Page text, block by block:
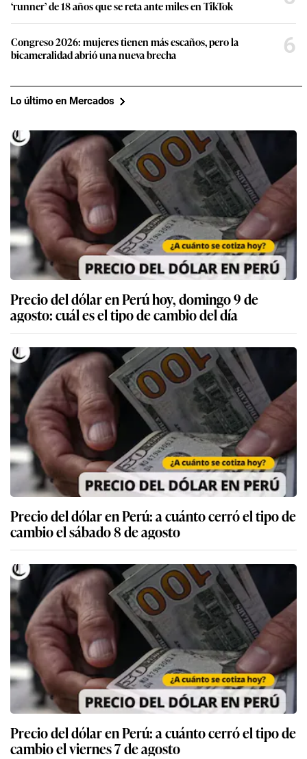
‘runner’ de 18 años que se reta ante miles en TikTok
Congreso 2026: mujeres tienen más escaños, pero la
bicameralidad abrió una nueva brecha
6
Lo último en Mercados
Precio del dólar en Perú hoy, domingo 9 de
agosto: cuál es el tipo de cambio del día
Precio del dólar en Perú: a cuánto cerró el tipo de
cambio el sábado 8 de agosto
Precio del dólar en Perú: a cuánto cerró el tipo de
cambio el viernes 7 de agosto